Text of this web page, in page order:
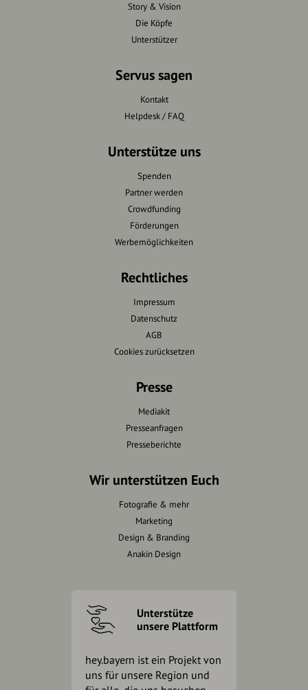
Story & Vision
Die Köpfe
Unterstützer
Servus sagen
Kontakt
Helpdesk / FAQ
Unterstütze uns
Spenden
Partner werden
Crowdfunding
Förderungen
Werbemöglichkeiten
Rechtliches
Impressum
Datenschutz
AGB
Cookies zurücksetzen
Presse
Mediakit
Presseanfragen
Presseberichte
Wir unterstützen Euch
Fotografie & mehr
Marketing
Design & Branding
Anakin Design
Unterstütze
unsere Plattform
hey.bayern ist ein Projekt von
uns für unsere Region und